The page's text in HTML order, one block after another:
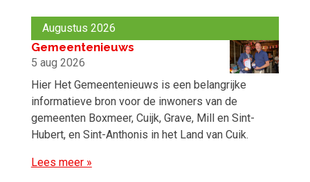
Augustus 2026
Gemeentenieuws
5 aug 2026
Hier Het Gemeentenieuws is een belangrijke
informatieve bron voor de inwoners van de
gemeenten Boxmeer, Cuijk, Grave, Mill en Sint-
Hubert, en Sint-Anthonis in het Land van Cuik.
Lees meer »